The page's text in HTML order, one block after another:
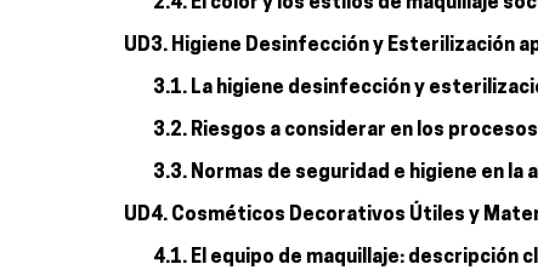
UD3. Higiene Desinfección y Esterilización
3.1. La higiene desinfección y
3.2. Riesgos a considerar en los
3.3. Normas de seguridad e higiene en
UD4. Cosméticos Decorativos Útiles y
4.1. El equipo de maquillaje: